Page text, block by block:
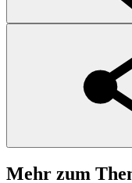
Mehr zum